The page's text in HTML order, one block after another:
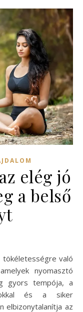
elég jó
a belső
nyomasztó
gyors tempója, a
és a siker
elbizonytalanítja az